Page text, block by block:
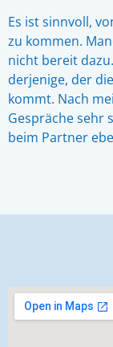
Es ist sinnvoll,
zu kommen.
nicht bereit
derjenige, der
kommt. Nach
Gespräche sehr
beim Partner